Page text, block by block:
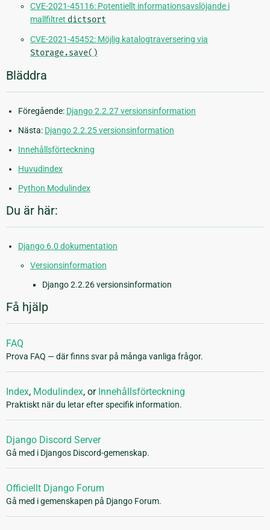
CVE-2021-45116: Potentiellt informationsavslöjande i
mallfiltret dictsort
CVE-2021-45452: Möjlig katalogtraversering via
Storage.save()
Bläddra
Föregående: Django 2.2.27 versionsinformation
Nästa: Django 2.2.25 versionsinformation
Innehållsförteckning
Huvudindex
Python Modulindex
Du är här:
Django 6.0 dokumentation
Versionsinformation
Django 2.2.26 versionsinformation
Få hjälp
FAQ
Prova FAQ — där finns svar på många vanliga frågor.
Index, Modulindex, or Innehållsförteckning
Praktiskt när du letar efter specifik information.
Django Discord Server
Gå med i Djangos Discord-gemenskap.
Officiellt Django Forum
Gå med i gemenskapen på Django Forum.